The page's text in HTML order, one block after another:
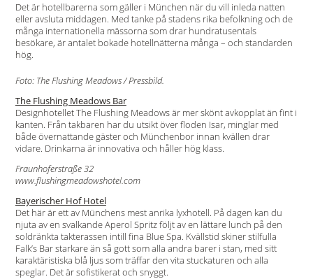
Det är hotellbarerna som gäller i München när du vill inleda natten
eller avsluta middagen. Med tanke på stadens rika befolkning och de
många internationella mässorna som drar hundratusentals
besökare, är antalet bokade hotellnätterna många – och standarden
hög.
Foto: The Flushing Meadows / Pressbild.
The Flushing Meadows Bar
Designhotellet The Flushing Meadows är mer skönt avkopplat än fint i
kanten. Från takbaren har du utsikt över floden Isar, minglar med
både övernattande gäster och Münchenbor innan kvällen drar
vidare. Drinkarna är innovativa och håller hög klass.
Fraunhoferstraße 32
www.flushingmeadowshotel.com
Bayerischer Hof Hotel
Det här är ett av Münchens mest anrika lyxhotell. På dagen kan du
njuta av en svalkande Aperol Spritz följt av en lättare lunch på den
soldränkta takterassen intill fina Blue Spa. Kvällstid skiner stilfulla
Falk’s Bar starkare än så gott som alla andra barer i stan, med sitt
karaktäristiska blå ljus som träffar den vita stuckaturen och alla
speglar. Det är sofistikerat och snyggt.